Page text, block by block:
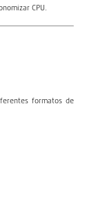
CPU.
formatos de